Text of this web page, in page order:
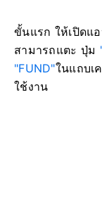
ขั้นแรก ให้เปิด
สามารถแตะ ปุ่ม
"FUND"ในแถบเ
ใช้งาน